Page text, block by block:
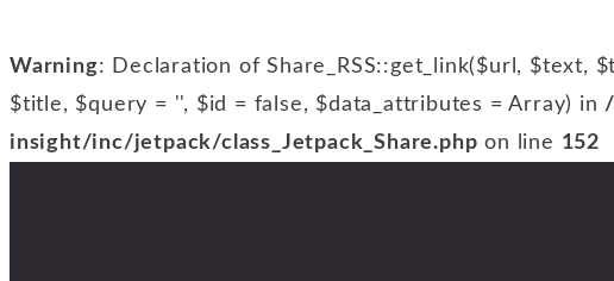
Warning: Declaration of Share_RSS::get_link($url, $text,
$title, $query = '', $id = false, $data_attributes = Array) in
insight/inc/jetpack/class_Jetpack_Share.php on line 152